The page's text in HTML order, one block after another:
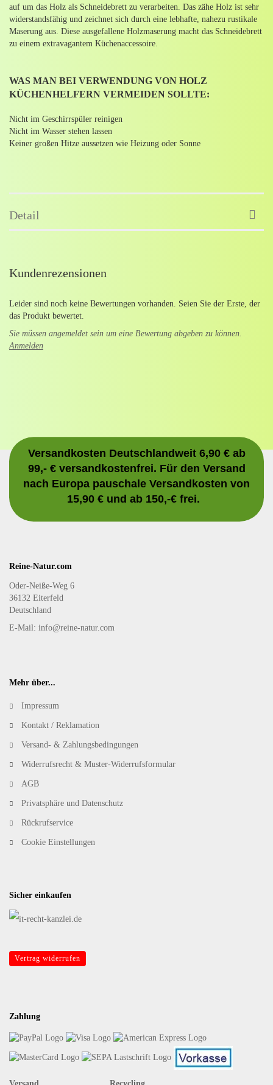
auf um das Holz als Schneidebrett zu verarbeiten. Das zähe Holz ist sehr
widerstandsfähig und zeichnet sich durch eine lebhafte, nahezu rustikale
Maserung aus. Diese ausgefallene Holzmaserung macht das Schneidebrett
zu einem extravagantem Küchenaccessoire.
WAS MAN BEI VERWENDUNG VON HOLZ
KÜCHENHELFERN VERMEIDEN SOLLTE:
Nicht im Geschirrspüler reinigen
Nicht im Wasser stehen lassen
Keiner großen Hitze aussetzen wie Heizung oder Sonne
Detail
Kundenrezensionen
Leider sind noch keine Bewertungen vorhanden. Seien Sie der Erste, der
das Produkt bewertet.
Sie müssen angemeldet sein um eine Bewertung abgeben zu können.
Anmelden
Versandkosten Deutschlandweit 6,90 € ab
99,- € versandkostenfrei. Für den Versand
nach Europa pauschale Versandkosten von
15,90 € und ab 150,-€ frei.
Reine-Natur.com
Oder-Neiße-Weg 6
36132 Eiterfeld
Deutschland
E-Mail: info@reine-natur.com
Mehr über...
Impressum
Kontakt / Reklamation
Versand- & Zahlungsbedingungen
Widerrufsrecht & Muster-Widerrufsformular
AGB
Privatsphäre und Datenschutz
Rückrufservice
Cookie Einstellungen
Sicher einkaufen
Vertrag widerrufen
Zahlung